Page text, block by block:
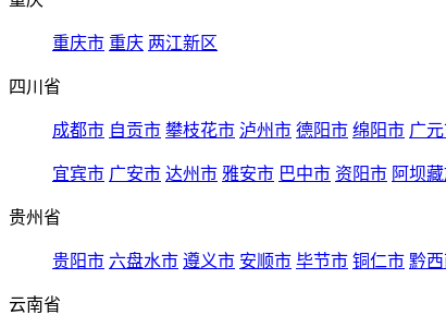
重庆市 重庆 两江新区
四川省
成都市 自贡市 攀枝花市 泸州市 德阳市 绵阳市 广
宜宾市 广安市 达州市 雅安市 巴中市 资阳市 阿坝
贵州省
贵阳市 六盘水市 遵义市 安顺市 毕节市 铜仁市 黔
云南省